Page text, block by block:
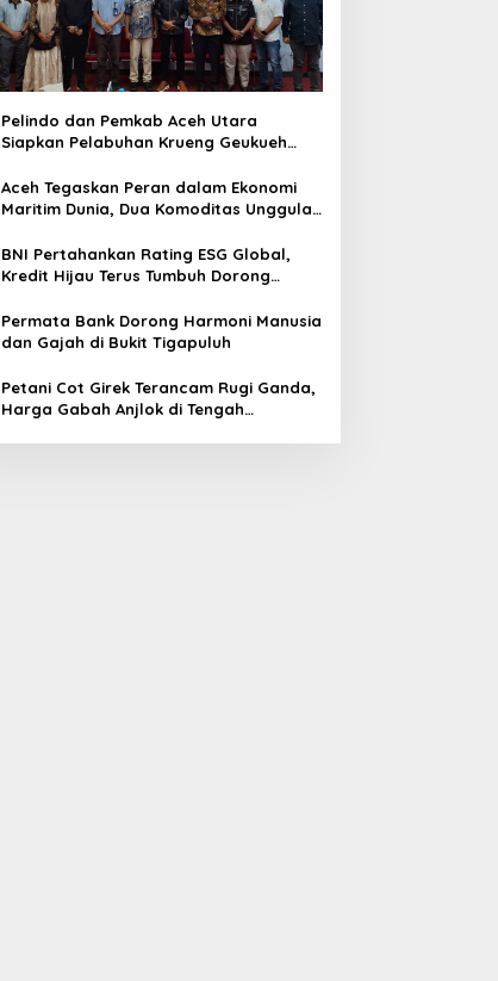
Pelindo dan Pemkab Aceh Utara
Siapkan Pelabuhan Krueng Geukueh
Aceh Tegaskan Peran dalam Ekonomi
Maritim Dunia, Dua Komoditas Unggulan
Geukueh
BNI Pertahankan Rating ESG Global,
Kredit Hijau Terus Tumbuh Dorong
Permata Bank Dorong Harmoni Manusia
dan Gajah di Bukit Tigapuluh
Petani Cot Girek Terancam Rugi Ganda,
Harga Gabah Anjlok di Tengah